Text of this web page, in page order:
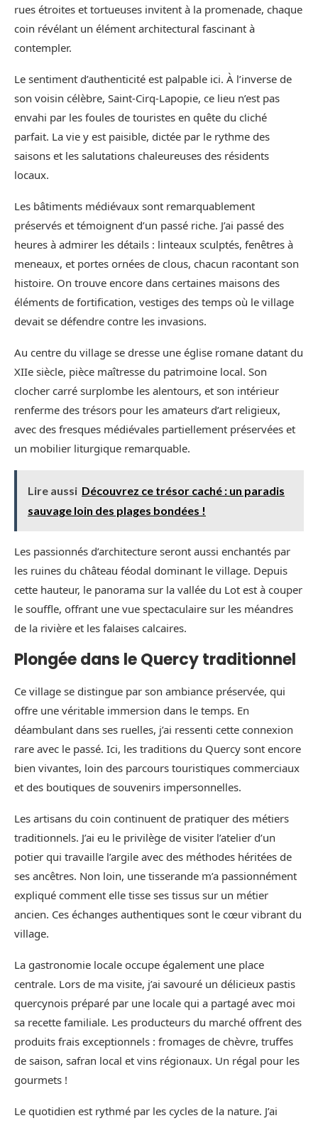
rues étroites et tortueuses invitent à la promenade, chaque
coin révélant un élément architectural fascinant à
contempler.
Le sentiment d’authenticité est palpable ici. À l’inverse de
son voisin célèbre, Saint-Cirq-Lapopie, ce lieu n’est pas
envahi par les foules de touristes en quête du cliché
parfait. La vie y est paisible, dictée par le rythme des
saisons et les salutations chaleureuses des résidents
locaux.
Les bâtiments médiévaux sont remarquablement
préservés et témoignent d’un passé riche. J’ai passé des
heures à admirer les détails : linteaux sculptés, fenêtres à
meneaux, et portes ornées de clous, chacun racontant son
histoire. On trouve encore dans certaines maisons des
éléments de fortification, vestiges des temps où le village
devait se défendre contre les invasions.
Au centre du village se dresse une église romane datant du
XIIe siècle, pièce maîtresse du patrimoine local. Son
clocher carré surplombe les alentours, et son intérieur
renferme des trésors pour les amateurs d’art religieux,
avec des fresques médiévales partiellement préservées et
un mobilier liturgique remarquable.
Lire aussi Découvrez ce trésor caché : un paradis
sauvage loin des plages bondées !
Les passionnés d’architecture seront aussi enchantés par
les ruines du château féodal dominant le village. Depuis
cette hauteur, le panorama sur la vallée du Lot est à couper
le souffle, offrant une vue spectaculaire sur les méandres
de la rivière et les falaises calcaires.
Plongée dans le Quercy traditionnel
Ce village se distingue par son ambiance préservée, qui
offre une véritable immersion dans le temps. En
déambulant dans ses ruelles, j’ai ressenti cette connexion
rare avec le passé. Ici, les traditions du Quercy sont encore
bien vivantes, loin des parcours touristiques commerciaux
et des boutiques de souvenirs impersonnelles.
Les artisans du coin continuent de pratiquer des métiers
traditionnels. J’ai eu le privilège de visiter l’atelier d’un
potier qui travaille l’argile avec des méthodes héritées de
ses ancêtres. Non loin, une tisserande m’a passionnément
expliqué comment elle tisse ses tissus sur un métier
ancien. Ces échanges authentiques sont le cœur vibrant du
village.
La gastronomie locale occupe également une place
centrale. Lors de ma visite, j’ai savouré un délicieux pastis
quercynois préparé par une locale qui a partagé avec moi
sa recette familiale. Les producteurs du marché offrent des
produits frais exceptionnels : fromages de chèvre, truffes
de saison, safran local et vins régionaux. Un régal pour les
gourmets !
Le quotidien est rythmé par les cycles de la nature. J’ai